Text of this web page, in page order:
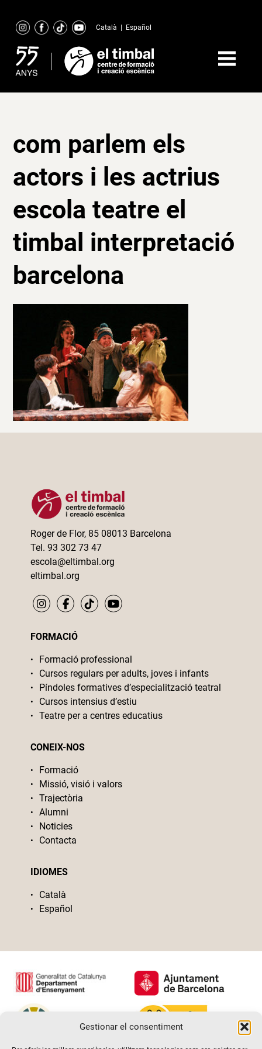
Gestionar el consentiment
content
Català Español
com parlem els
actors i les actrius
escola teatre el
timbal interpretació
barcelona
Roger de Flor, 85 08013 Barcelona
Tel. 93 302 73 47
escola@eltimbal.org
eltimbal.org
FORMACIÓ
Formació professional
Cursos regulars per adults, joves i infants
Píndoles formatives d’especialització teatral
Cursos intensius d’estiu
Teatre per a centres educatius
CONEIX-NOS
Formació
Missió, visió i valors
Trajectòria
Alumni
Noticies
Contacta
IDIOMES
Català
Español